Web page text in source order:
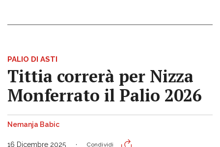
PALIO DI ASTI
Tittia correrà per Nizza
Monferrato il Palio 2026
Nemanja Babic
16 Dicembre 2025 Condividi